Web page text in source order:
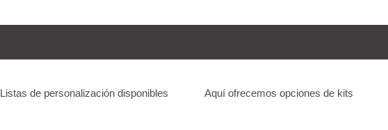
Listas de personalización disponibles Aquí ofrecemos opciones de kits